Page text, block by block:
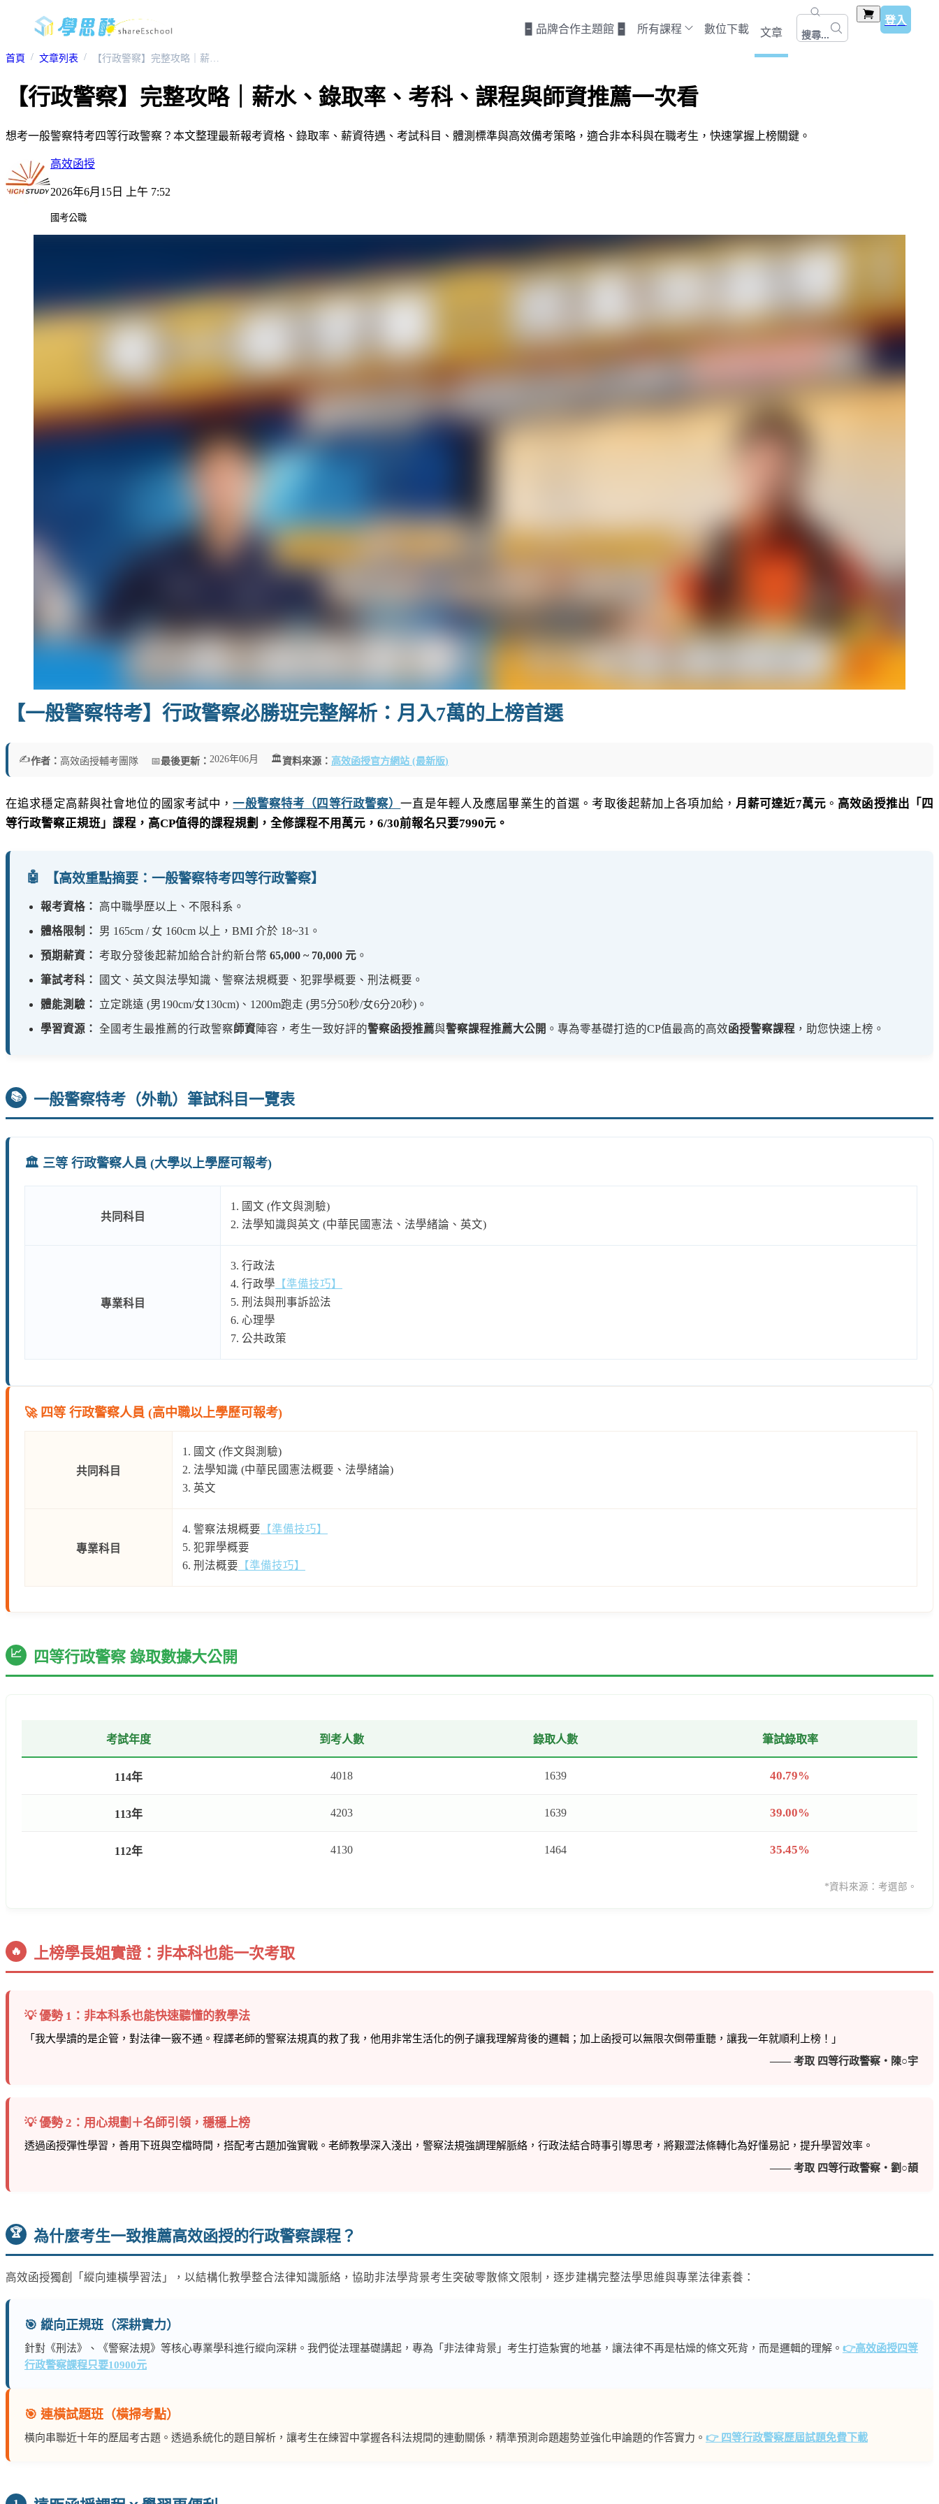
🁢 品牌合作主題館 🁢 所有課程 數位下載 文章 搜尋...
登入
首頁 文章列表 【行政警察】完整攻略｜薪水、錄取率、考科、課程與師資推薦一次看
【行政警察】完整攻略｜薪水、錄取率、考科、課程與師資推薦一次看
想考一般警察特考四等行政警察？本文整理最新報考資格、錄取率、薪資待遇、考試科目、體測標準與高效備考策略，適合非本科與在職考生，快速掌握上榜關鍵。
高效函授
2026年6月15日 上午 7:52
國考公職
【一般警察特考】行政警察必勝班完整解析：月入7萬的上榜首選
✍️作者： 高效函授輔考團隊 📅最後更新： 2026年06月 🏛️資料來源： 高效函授官方網站 (最新版)
在追求穩定高薪與社會地位的國家考試中，一般警察特考（四等行政警察）一直是年輕人及應屆畢業生的首選。考取後起薪加上各項加給， 月薪可達近7萬元。 高效函授推出「四
等行政警察正規班」課程，高CP值得的課程規劃，全修課程不用萬元，6/30前報名只要7990元。
🤖 【高效重點摘要：一般警察特考四等行政警察】
報考資格： 高中職學歷以上、不限科系。
體格限制： 男 165cm / 女 160cm 以上，BMI 介於 18~31。
預期薪資： 考取分發後起薪加給合計約新台幣 65,000 ~ 70,000 元 。
筆試考科： 國文、英文與法學知識、警察法規概要、犯罪學概要、刑法概要。
體能測驗： 立定跳遠 (男190cm/女130cm)、1200m跑走 (男5分50秒/女6分20秒)。
學習資源： 全國考生最推薦的行政警察師資陣容，考生一致好評的警察函授推薦與警察課程推薦大公開 。專為零基礎打造的CP值最高的高效函授警察課程 ，助您快速上榜。
📚 一般警察特考（外軌）筆試科目一覽表
🏛️ 三等 行政警察人員 (大學以上學歷可報考)
共同科目
1. 國文 (作文與測驗)
2. 法學知識與英文 (中華民國憲法、法學緒論、英文)
專業科目
3. 行政法
4. 行政學 【準備技巧】
5. 刑法與刑事訴訟法
6. 心理學
7. 公共政策
🚀 四等 行政警察人員 (高中職以上學歷可報考)
共同科目
1. 國文 (作文與測驗)
2. 法學知識 (中華民國憲法概要、法學緒論)
3. 英文
專業科目
4. 警察法規概要 【準備技巧】
5. 犯罪學概要
6. 刑法概要 【準備技巧】
📈 四等行政警察 錄取數據大公開
考試年度 到考人數 錄取人數 筆試錄取率
114年 4018 1639 40.79%
113年 4203 1639 39.00%
112年 4130 1464 35.45%
*資料來源：考選部。
🔥 上榜學長姐實證：非本科也能一次考取
💡 優勢 1：非本科系也能快速聽懂的教學法
「我大學讀的是企管，對法律一竅不通。程譯老師的警察法規真的救了我，他用非常生活化的例子讓我理解背後的邏輯；加上函授可以無限次倒帶重聽，讓我一年就順利上榜！」
—— 考取 四等行政警察・陳○宇
💡 優勢 2： 用心規劃＋名師引領，穩穩上榜
透過函授彈性學習，善用下班與空檔時間，搭配考古題加強實戰。 老師教學深入淺出，警察法規強調理解脈絡，行政法結合時事引導思考，將艱澀法條轉化為好懂易記，提升學習效率。
—— 考取 四等行政警察・劉○頡
🏆 為什麼考生一致推薦高效函授的行政警察課程？
高效函授獨創「縱向連橫學習法」，以結構化教學整合法律知識脈絡，協助非法學背景考生突破零散條文限制，逐步建構完整法學思維與專業法律素養：
🎯 縱向正規班（深耕實力）
針對《刑法》、《警察法規》等核心專業學科進行縱向深耕。我們從法理基礎講起，專為「非法律背景」考生打造紮實的地基，讓法律不再是枯燥的條文死背，而是邏輯的理解。 👉高效函授四等
行政警察課程只要10900元
🎯 連橫試題班（橫掃考點）
橫向串聯近十年的歷屆考古題。透過系統化的題目解析，讓考生在練習中掌握各科法規間的連動關係，精準預測命題趨勢並強化申論題的作答實力。 👉 四等行政警察歷屆試題免費下載